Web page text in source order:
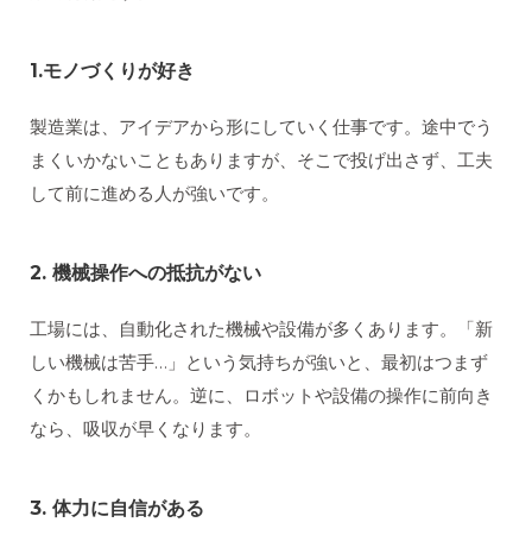
1.モノづくりが好き
製造業は、アイデアから形にしていく仕事です。途中でう
まくいかないこともありますが、そこで投げ出さず、工夫
して前に進める人が強いです。
2. 機械操作への抵抗がない
工場には、自動化された機械や設備が多くあります。「新
しい機械は苦手…」という気持ちが強いと、最初はつまず
くかもしれません。逆に、ロボットや設備の操作に前向き
なら、吸収が早くなります。
3. 体力に自信がある